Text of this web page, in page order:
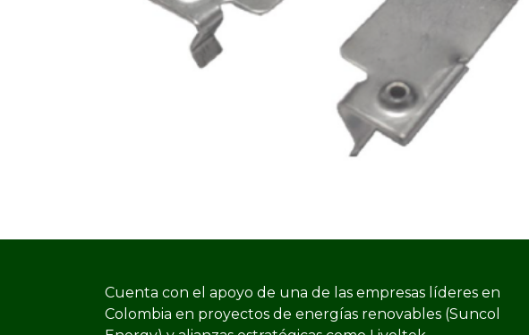
Cuenta con el apoyo de una de las empresas líderes en
Colombia en proyectos de energías renovables (Suncol